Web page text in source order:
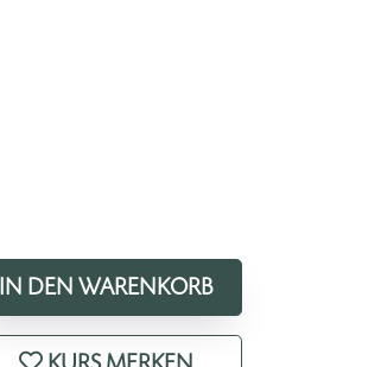
IN DEN WARENKORB